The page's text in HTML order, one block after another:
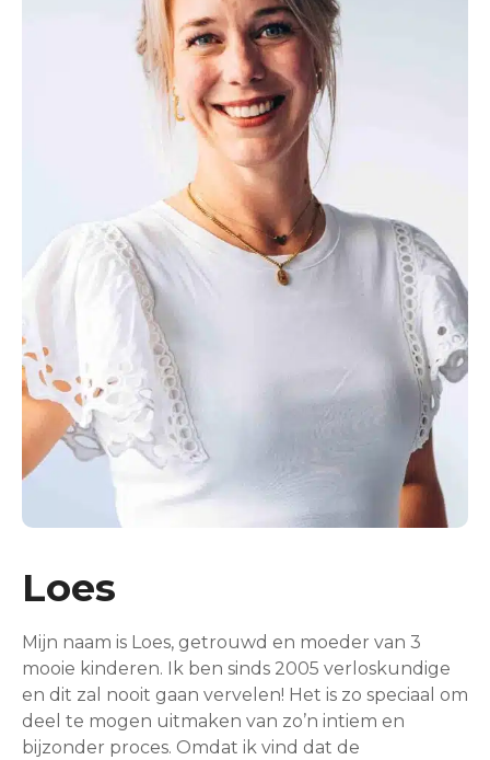
Loes
Mijn naam is Loes, getrouwd en moeder van 3
mooie kinderen. Ik ben sinds 2005 verloskundige
en dit zal nooit gaan vervelen! Het is zo speciaal om
deel te mogen uitmaken van zo’n intiem en
bijzonder proces. Omdat ik vind dat de